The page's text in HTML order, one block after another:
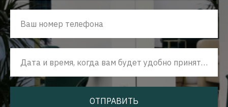
Ваш номер телефона
Дата и время, когда вам будет удобно принять наш звонок
ОТПРАВИТЬ